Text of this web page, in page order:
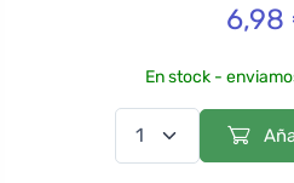
6,98
En stock -